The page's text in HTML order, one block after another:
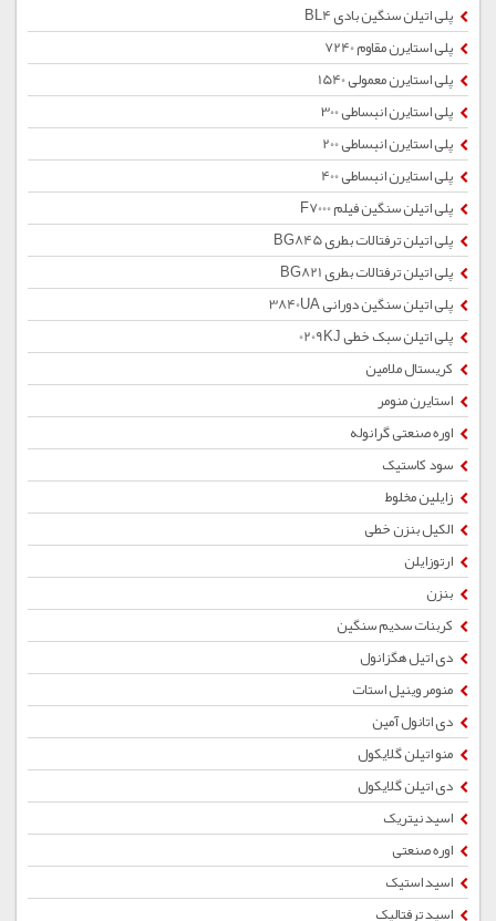
پلی اتیلن سنگین بادی BL4
پلی استایرن مقاوم 7240
پلی استایرن معمولی 1540
پلی استایرن انبساطی 300
پلی استایرن انبساطی 200
پلی استایرن انبساطی 400
پلی اتیلن سنگین فیلم F7000
پلی اتیلن ترفتالات بطری BG845
پلی اتیلن ترفتالات بطری BG821
پلی اتیلن سنگین دورانی 3840UA
پلی اتیلن سبک خطی 0209KJ
کریستال ملامین
استایرن منومر
اوره صنعتی گرانوله
سود کاستیک
زایلین مخلوط
الکیل بنزن خطی
ارتوزایلن
بنزن
کربنات سدیم سنگین
دی اتیل هگزانول
منومر وینیل استات
دی اتانول آمین
منو اتیلن گلایکول
دی اتیلن گلایکول
اسید نیتریک
اوره صنعتی
اسید استیک
اسید ترفتالیک